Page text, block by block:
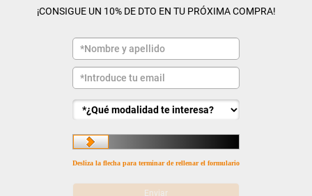
¡CONSIGUE UN 10% DE DTO EN TU PRÓXIMA COMPRA!
Desliza la flecha para terminar de rellenar el formulario